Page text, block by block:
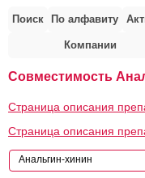
Поиск По алфавиту
Компании
Совместимость
Страница описания
Страница описания